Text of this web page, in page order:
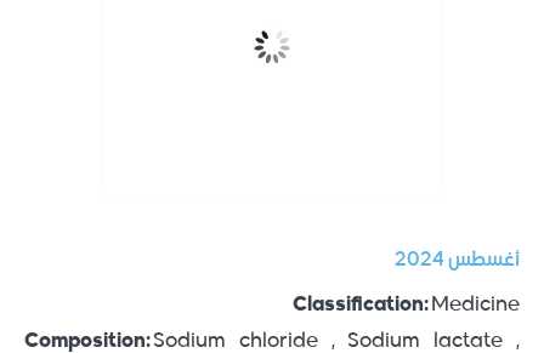
أغسطس 2024
Classification: Medicine
Composition:Sodium chloride , Sodium lactate ,